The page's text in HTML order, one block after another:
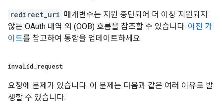
redirect_uri 매개변수는 지원 중단되어 더 이상 지원되지
않는 OAuth 대역 외 (OOB) 흐름을 참조할 수 있습니다. 이전 가
이드를 참고하여 통합을 업데이트하세요.
invalid request
요청에 문제가 있습니다. 이 문제는 다음과 같은 여러 이유로 발
생할 수 있습니다.